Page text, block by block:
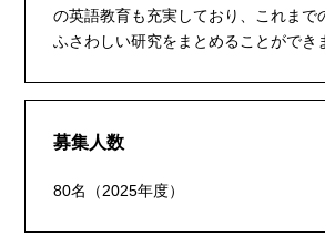
の英語教育も充実しており、これまで
ふさわしい研究をまとめることができ
募集人数
80名（2025年度）